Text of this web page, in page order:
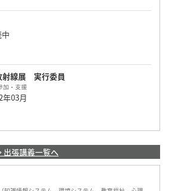
射線展 実行委員
・支援
年03月
張講義一覧へ